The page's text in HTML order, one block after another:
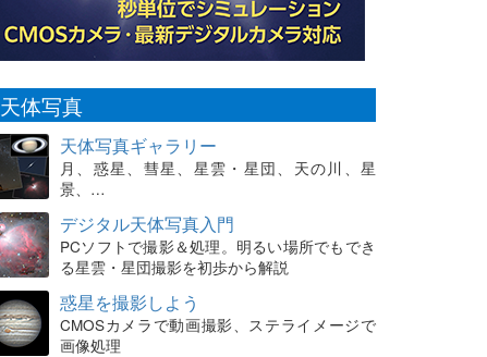
天体写真
天体写真ギャラリー
月、惑星、彗星、星雲・星団、天の川、星
景、…
デジタル天体写真入門
PCソフトで撮影＆処理。明るい場所でもでき
る星雲・星団撮影を初歩から解説
惑星を撮影しよう
CMOSカメラで動画撮影、ステライメージで
画像処理